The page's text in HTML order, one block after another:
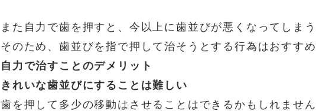
また自力で歯を押すと、今以上に歯並びが悪くなってしま
そのため、歯並びを指で押して治そうとする行為はおすすめ
自力で治すことのデメリット
きれいな歯並びにすることは難しい
歯を押して多少の移動はさせることはできるかもしれません